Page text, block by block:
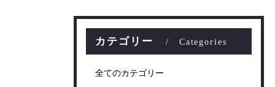
カテゴリー Categories
全てのカテゴリー